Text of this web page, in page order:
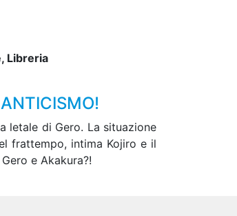
Libreria
letale di Gero. La situazione
frattempo, intima Kojiro e il
e Akakura?!